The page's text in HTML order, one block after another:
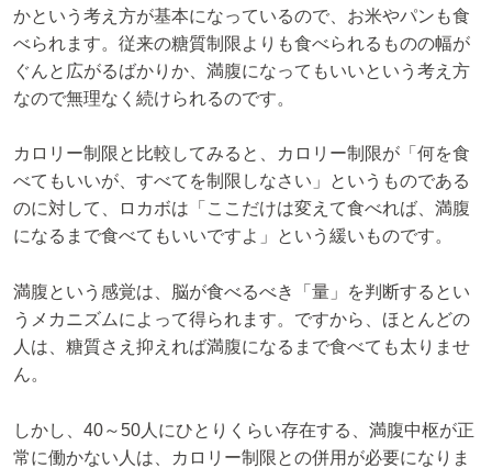
かという考え方が基本になっているので、お米やパンも食
べられます。従来の糖質制限よりも食べられるものの幅が
ぐんと広がるばかりか、満腹になってもいいという考え方
なので無理なく続けられるのです。
カロリー制限と比較してみると、カロリー制限が「何を食
べてもいいが、すべてを制限しなさい」というものである
のに対して、ロカボは「ここだけは変えて食べれば、満腹
になるまで食べてもいいですよ」という緩いものです。
満腹という感覚は、脳が食べるべき「量」を判断するとい
うメカニズムによって得られます。ですから、ほとんどの
人は、糖質さえ抑えれば満腹になるまで食べても太りませ
ん。
しかし、40～50人にひとりくらい存在する、満腹中枢が正
常に働かない人は、カロリー制限との併用が必要になりま